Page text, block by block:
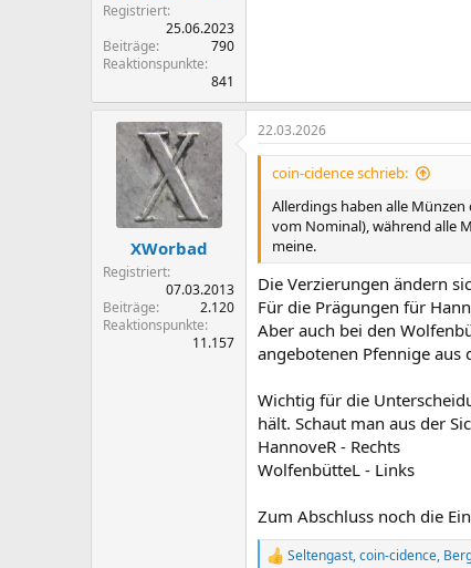
Registriert
25.06.2023
Beiträge
790
Reaktionspunkte
841
XWorbad
Registriert
07.03.2013
Beiträge
2.120
Reaktionspunkte
11.157
22.03.2026
coin-cidence schrieb:
Allerdings haben alle
vom Nominal), während alle
meine.
Die Verzierungen ändern
Für die Prägungen für
Aber auch bei den
angebotenen Pfennige aus
Wichtig für die
hält. Schaut man aus der
HannoveR - Rechts
WolfenbütteL - Links
Zum Abschluss noch die
R
Seltengast,coin-cidence,